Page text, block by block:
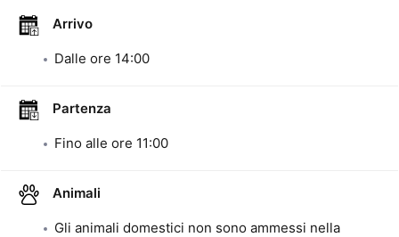
Arrivo
Dalle ore 14:00
Partenza
Fino alle ore 11:00
Animali
Gli animali domestici non sono ammessi nella